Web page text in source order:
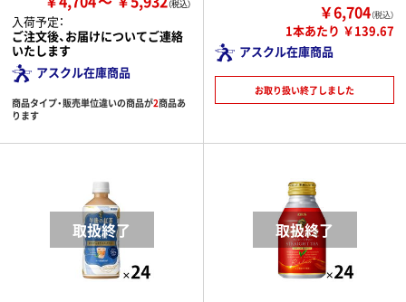
入荷予定：
ご注文後、お届けについてご連絡
いたします
アスクル在庫商品
商品タイプ・販売単位違いの商品が2商品あ
ります
￥6,704（税込）
1本あたり ￥139.67
アスクル在庫商品
お取り扱い終了しました